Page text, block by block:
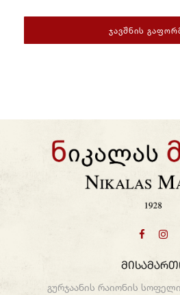
Ჯავშნის
გურჯაანის რაიონის